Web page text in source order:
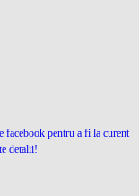
facebook pentru a fi la curent
detalii!